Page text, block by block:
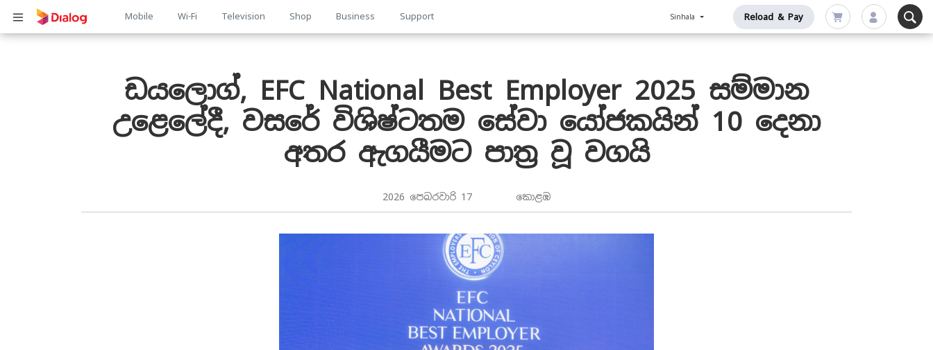
Main
Mobile Wi-Fi Television Shop Business Support Sinhala Reload & Pay
Body
ඩයලොග්, EFC National Best Employer 2025 සම්මාන
උළෙලේදී, වසරේ විශිෂ්ටතම සේවා යෝජකයින් 10 දෙනා
අතර ඇගයීමට පාත්‍ර වූ වගයි
2026 පෙබරවාරි 17 කොළඹ